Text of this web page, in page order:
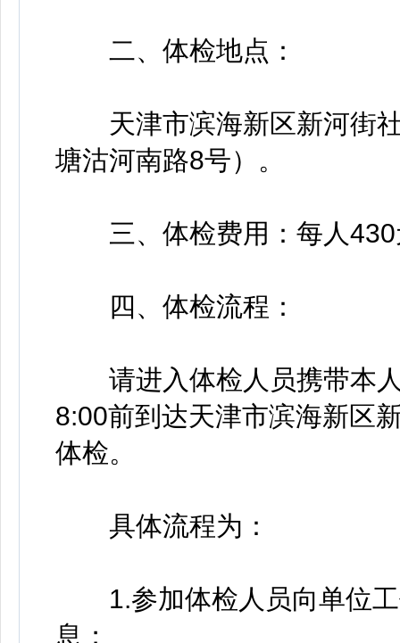
二、体检地点：
天津市滨海新区新河街社
塘沽河南路8号）。
三、体检费用：每人430
四、体检流程：
请进入体检人员携带本人
8:00前到达天津市滨海新区
体检。
具体流程为：
1.参加体检人员向单位工
息；